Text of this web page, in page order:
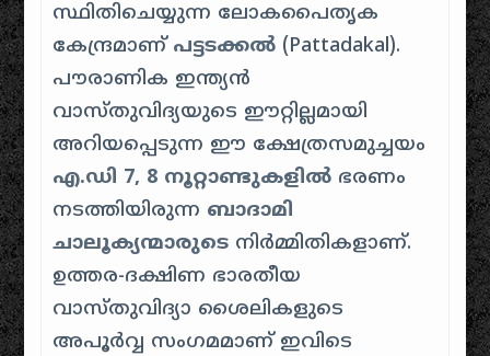
സ്ഥിതിചെയ്യുന്ന ലോകപൈതൃക
കേന്ദ്രമാണ് പട്ടടക്കൽ (Pattadakal).
പൗരാണിക ഇന്ത്യൻ
വാസ്തുവിദ്യയുടെ ഈറ്റില്ലമായി
അറിയപ്പെടുന്ന ഈ ക്ഷേത്രസമുച്ചയം
എ.ഡി 7, 8 നൂറ്റാണ്ടുകളിൽ ഭരണം
നടത്തിയിരുന്ന ബാദാമി
ചാലൂക്യന്മാരുടെ നിർമ്മിതികളാണ്.
ഉത്തര-ദക്ഷിണ ഭാരതീയ
വാസ്തുവിദ്യാ ശൈലികളുടെ
അപൂർവ്വ സംഗമമാണ് ഇവിടെ